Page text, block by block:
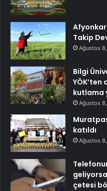
Takip
Ağustos
Bilgi
kutlama
Ağustos
katıldı
Ağustos
çetesi